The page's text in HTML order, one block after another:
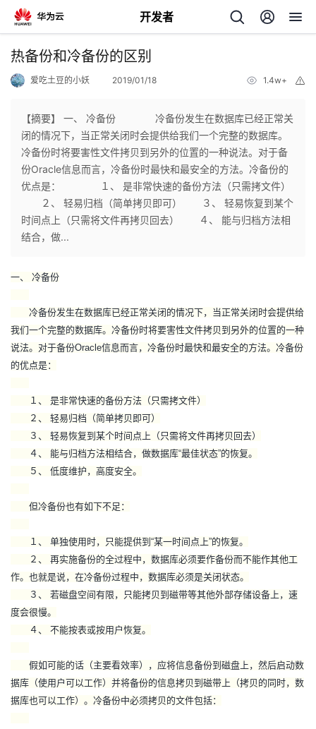
开发者
返
个
主
页
的
者
博
客
的
论
坛
我
的
圈
子
我
的
直
播
我
的
活
动
我
的
关
我
的
发
我
Programs
的
热备份和冷备份的区别
爱吃土豆的小妖 2019/01/18 1.4w+
【摘要】 一、 冷备份 冷备份发生在数据库已经正常关
闭的情况下，当正常关闭时会提供给我们一个完整的数据库。
冷备份时将要害性文件拷贝到另外的位置的一种说法。对于备
份Oracle信息而言，冷备份时最快和最安全的方法。冷备份的
优点是： １、 是非常快速的备份方法（只需拷文件）
２、 轻易归档（简单拷贝即可） ３、 轻易恢复到某个
时间点上（只需将文件再拷贝回去） ４、 能与归档方法相
结合，做...
一、 冷备份
冷备份发生在数据库已经正常关闭的情况下，当正常关闭时会提供给
我们一个完整的数据库。冷备份时将要害性文件拷贝到另外的位置的一种
说法。对于备份Oracle信息而言，冷备份时最快和最安全的方法。冷备份
的优点是：
１、 是非常快速的备份方法（只需拷文件）
２、 轻易归档（简单拷贝即可）
３、 轻易恢复到某个时间点上（只需将文件再拷贝回去）
４、 能与归档方法相结合，做数据库“最佳状态”的恢复。
５、 低度维护，高度安全。
但冷备份也有如下不足：
１、 单独使用时，只能提供到“某一时间点上”的恢复。
２、 再实施备份的全过程中，数据库必须要作备份而不能作其他工
作。也就是说，在冷备份过程中，数据库必须是关闭状态。
３、 若磁盘空间有限，只能拷贝到磁带等其他外部存储设备上，速
度会很慢。
４、 不能按表或按用户恢复。
假如可能的话（主要看效率），应将信息备份到磁盘上，然后启动数
据库（使用户可以工作）并将备份的信息拷贝到磁带上（拷贝的同时，数
据库也可以工作）。冷备份中必须拷贝的文件包括：